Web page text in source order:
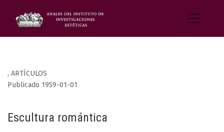
, ARTÍCULOS
Escultura romántica
Publicado 1959-01-01